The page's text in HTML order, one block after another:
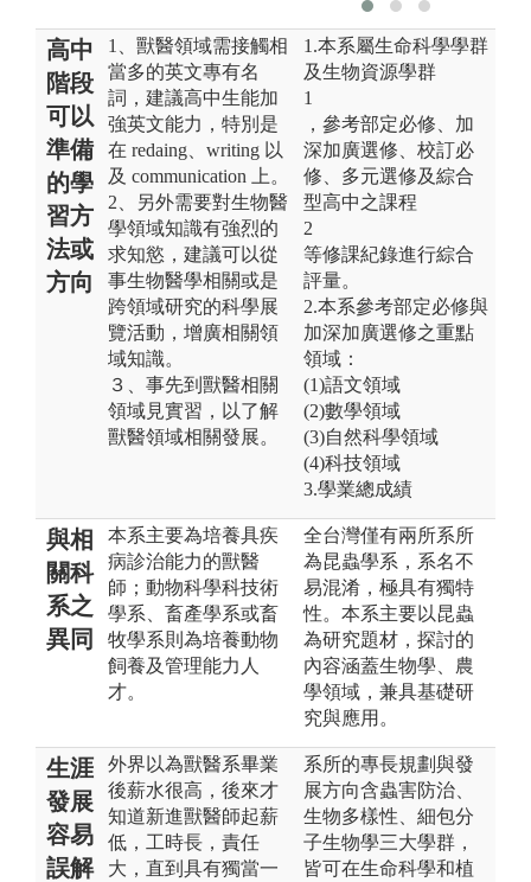
高中
階段
可以
準備
的學
習方
法或
方向
1、獸醫領域需接觸相
當多的英文專有名
詞，建議高中生能加
強英文能力，特別是
在 redaing、writing 以
及 communication 上。
2、另外需要對生物醫
學領域知識有強烈的
求知慾，建議可以從
事生物醫學相關或是
跨領域研究的科學展
覽活動，增廣相關領
域知識。
３、事先到獸醫相關
領域見實習，以了解
獸醫領域相關發展。
1.本系屬生命科學學群
及生物資源學群
1
，參考部定必修、加
深加廣選修、校訂必
修、多元選修及綜合
型高中之課程
2
等修課紀錄進行綜合
評量。
2.本系參考部定必修與
加深加廣選修之重點
領域：
(1)語文領域
(2)數學領域
(3)自然科學領域
(4)科技領域
3.學業總成績
與相
關科
系之
異同
本系主要為培養具疾
病診治能力的獸醫
師；動物科學科技術
學系、畜產學系或畜
牧學系則為培養動物
飼養及管理能力人
才。
全台灣僅有兩所系所
為昆蟲學系，系名不
易混淆，極具有獨特
性。本系主要以昆蟲
為研究題材，探討的
內容涵蓋生物學、農
學領域，兼具基礎研
究與應用。
生涯
發展
容易
誤解
外界以為獸醫系畢業
後薪水很高，後來才
知道新進獸醫師起薪
低，工時長，責任
大，直到具有獨當一
系所的專長規劃與發
展方向含蟲害防治、
生物多樣性、細包分
子生物學三大學群，
皆可在生命科學和植